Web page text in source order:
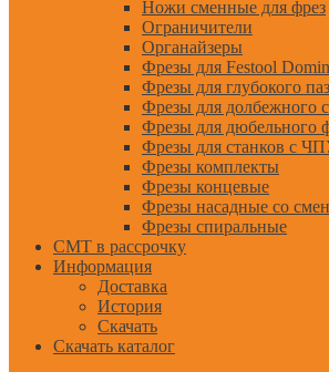
Ножи сменные для фрез
Ограничители
Органайзеры
Фрезы для Festool
Фрезы для глубокого
Фрезы для долбежного
Фрезы для дюбельного
Фрезы для станков с
Фрезы комплекты
Фрезы концевые
Фрезы насадные со
Фрезы спиральные
CMT в рассрочку
Информация
Доставка
История
Скачать
Скачать каталог